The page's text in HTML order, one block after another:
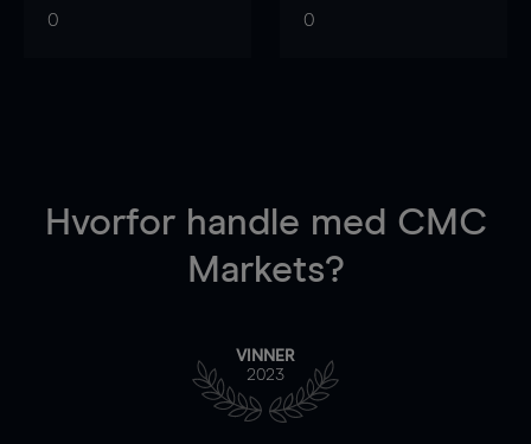
0 0
Hvorfor handle med CMC
Markets?
VINNER
2023